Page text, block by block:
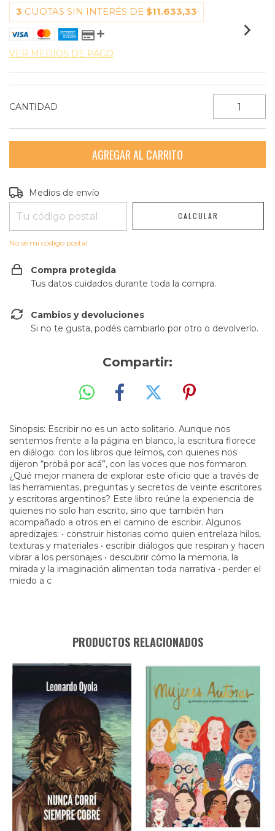
3 CUOTAS SIN INTERÉS DE $11.633,33
VER MEDIOS DE PAGO
CANTIDAD
Entregas para el CP:
Medios de envío
CALCULAR
No sé mi código postal
Compra protegida
Tus datos cuidados durante toda la compra.
Cambios y devoluciones
Si no te gusta, podés cambiarlo por otro o devolverlo.
Compartir:
Sinopsis: Escribir no es un acto solitario. Aunque nos
sentemos frente a la página en blanco, la escritura florece
en diálogo: con los libros que leímos, con quienes nos
dijeron “probá por acá”, con las voces que nos formaron.
¿Qué mejor manera de explorar este oficio que a través de
las herramientas, preguntas y secretos de veinte escritores
y escritoras argentinos? Este libro reúne la experiencia de
quienes no solo han escrito, sino que también han
acompañado a otros en el camino de escribir. Algunos
apredizajes: • construir historias como quien entrelaza hilos,
texturas y materiales • escribir diálogos que respiran y hacen
vibrar a los personajes • descubrir cómo la memoria, la
mirada y la imaginación alimentan toda narrativa • perder el
miedo a c
PRODUCTOS RELACIONADOS